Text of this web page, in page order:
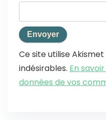
Ce site utilise
indésirables. En
données de vos